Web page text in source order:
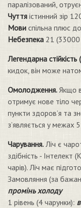
паралізований,
Чуття істинний зір
Мови спільна плюс
Небезпека 21
Легендарна
кидок, він може
Омолодження. Якщо
отримує нове тіло
пункти здоров’я та
з’являється у межах 5
Чарування. Ліч є
здібність -
чарів). Ліч має
Замовляння (за
промінь холоду
1 рівень (4 чарунки):